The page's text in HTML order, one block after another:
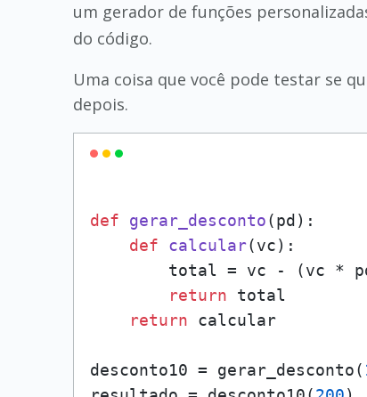
um gerador de funções
do código.
Uma coisa que você pode testar se
depois.
def gerar_desconto(pd ):
def
calcular(vc):
total = vc - (vc *
return total
return calcular
desconto10 = gerar_desconto(